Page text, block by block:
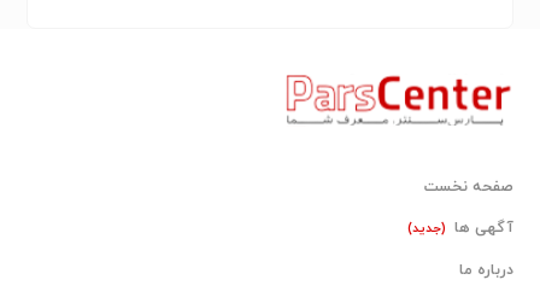
صفحه نخست
آگهی ها (جدید)
درباره ما